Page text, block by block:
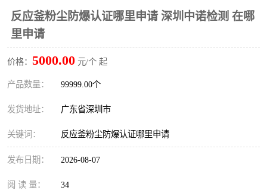
反应釜粉尘防爆认证哪里申请 深圳中诺检测 在哪
里申请
价格： 5000.00 元/个 起
产品数量： 99999.00个
发货地址： 广东省深圳市
关键词： 反应釜粉尘防爆认证哪里申请
发布日期： 2026-08-07
阅 读 量： 34